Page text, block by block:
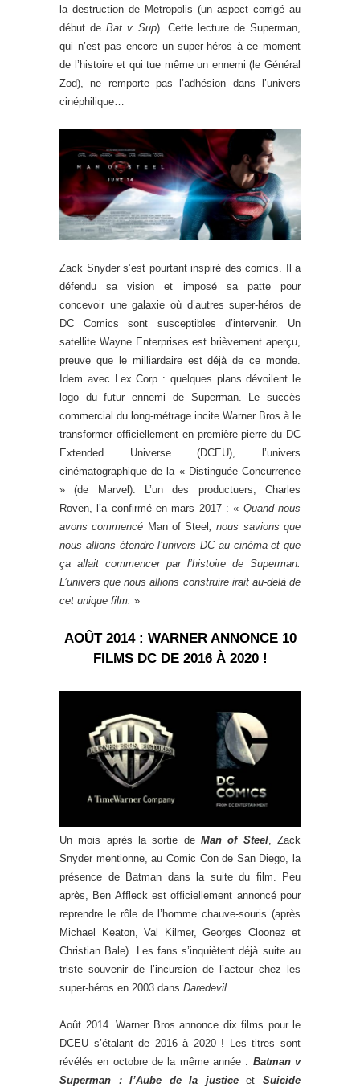
la destruction de Metropolis (un aspect corrigé au
début deBat v Sup). Cette lecture de Superman,
qui n’est pas encore un super-héros à ce moment
de l’histoire et qui tue même un ennemi (le Général
Zod), ne remporte pas l’adhésion dans l’univers
cinéphilique…
Zack Snyder s’est pourtant inspiré des comics. Il a
défendu sa vision et imposé sa patte pour
concevoir une galaxie où d’autres super-héros de
DC Comics sont susceptibles d’intervenir. Un
satellite Wayne Enterprises est brièvement aperçu,
preuve que le milliardaire est déjà de ce monde.
Idem avec Lex Corp : quelques plans dévoilent le
logo du futur ennemi de Superman. Le succès
commercial du long-métrage incite Warner Bros à le
transformer officiellement en première pierre du DC
Extended Universe (DCEU), l’univers
cinématographique de la « Distinguée Concurrence
» (de Marvel). L’un des productuers, Charles
Roven, l’a confirmé en mars 2017 : « Quand nous
avons commencé Man of Steel, nous savions que
nous allions étendre l’univers DC au cinéma et que
ça allait commencer par l’histoire de Superman.
L’univers que nous allions construire irait au-delà de
cet unique film. »
AOÛT 2014 : WARNER ANNONCE 10
FILMS DC DE 2016 À 2020 !
Un mois après la sortie de Man of Steel, Zack
Snyder mentionne, au Comic Con de San Diego, la
présence de Batman dans la suite du film. Peu
après, Ben Affleck est officiellement annoncé pour
reprendre le rôle de l’homme chauve-souris (après
Michael Keaton, Val Kilmer, Georges Cloonez et
Christian Bale). Les fans s’inquiètent déjà suite au
triste souvenir de l’incursion de l’acteur chez les
super-héros en 2003 dans Daredevil
Août 2014. Warner Bros annonce dix films pour le
DCEU s’étalant de 2016 à 2020 ! Les titres sont
révélés en octobre de la même année : Batman v
Superman : l’Aube de la justiceetSuicide